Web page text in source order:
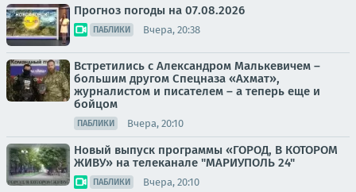
Прогноз погоды на 07.08.2026
ПАБЛИКИ Вчера, 20:38
Встретились с Александром Малькевичем –
большим другом Спецназа «Ахмат»,
журналистом и писателем – а теперь еще и
бойцом
ПАБЛИКИ Вчера, 20:10
Новый выпуск программы «ГОРОД, В КОТОРОМ
ЖИВУ» на телеканале "МАРИУПОЛЬ 24"
ПАБЛИКИ Вчера, 20:10